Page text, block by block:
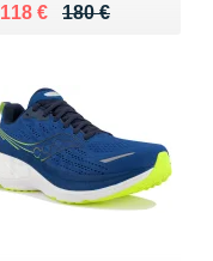
180 €
Au lieu de 180 €
118 €
Vendu 118 €